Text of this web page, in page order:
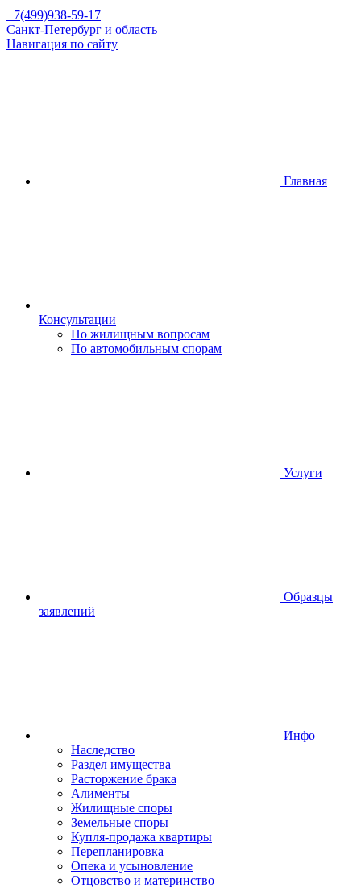
+7(499)938-59-17
Санкт-Петербург и область
Навигация по сайту
Главная
Консультации
По жилищным вопросам
По автомобильным спорам
Услуги
Образцы
заявлений
Инфо
Наследство
Раздел имущества
Расторжение брака
Алименты
Жилищные споры
Земельные споры
Купля-продажа квартиры
Перепланировка
Опека и усыновление
Отцовство и материнство